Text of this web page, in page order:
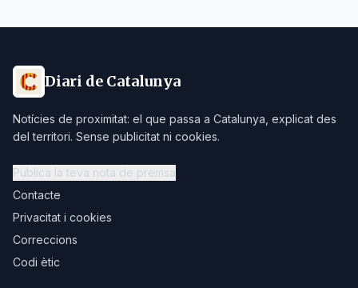
Diari de Catalunya
Notícies de proximitat: el que passa a Catalunya, explicat des
del territori. Sense publicitat ni cookies.
Publica la teva nota de premsa
Contacte
Privacitat i cookies
Correccions
Codi ètic